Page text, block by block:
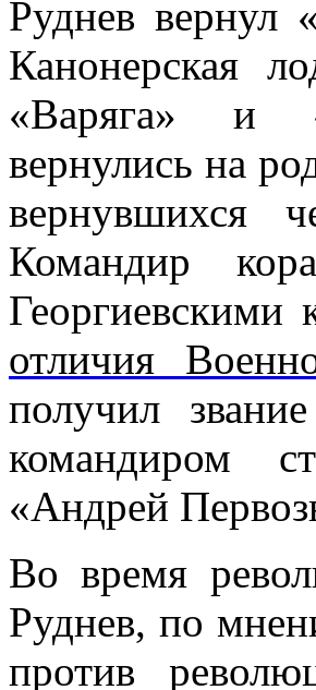
Руднев вернул
Канонерская
«Варяга» и
вернулись на
вернувшихся
Командир
отличия
получил
командиром
«Андрей
Во время
Руднев, по
против